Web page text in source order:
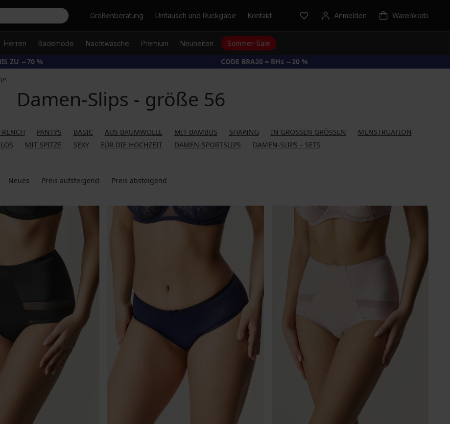
SucheGrößenberatung Umtausch und Rückgabe Kontakt Anmelden Warenkorb
Herren Bademode Nachtwäsche Premium Neuheiten Sommer-Sale
ZU −70 % CODE BRA20 = BHs −20 %
Damen-Slips - größe 56
PANTYS BASIC AUS BAUMWOLLE MIT BAMBUS SHAPING IN GROSSEN GRÖSSEN
MENSTRUATION
MIT SPITZE SEXY FÜR DIE HOCHZEIT DAMEN-SPORTSLIPS DAMEN-SLIPS – SETS
Neues Preis aufsteigend Preis absteigend